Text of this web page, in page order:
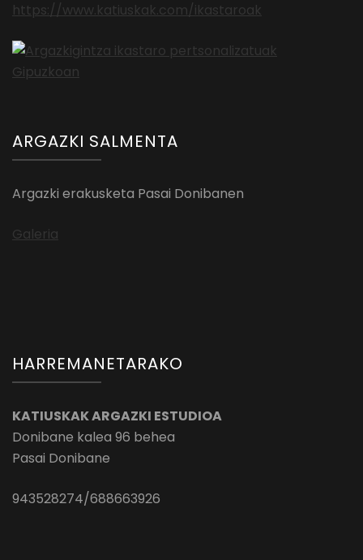
https://www.katiuskak.com/ikastaroak
ARGAZKI SALMENTA
Argazki erakusketa Pasai Donibanen
Galeria
HARREMANETARAKO
KATIUSKAK ARGAZKI ESTUDIOA
Donibane kalea 96 behea
Pasai Donibane
943528274/688663926